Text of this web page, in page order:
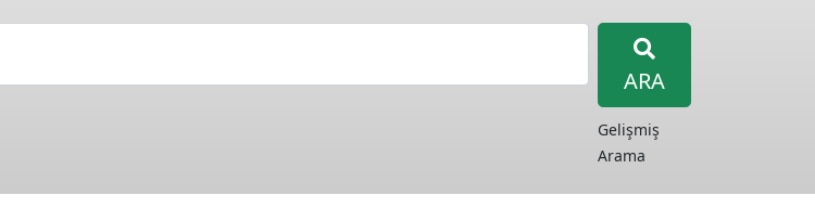
ARA
Gelişmiş
Arama